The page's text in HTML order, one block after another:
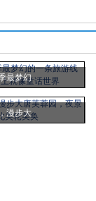
最梦幻
漫步大